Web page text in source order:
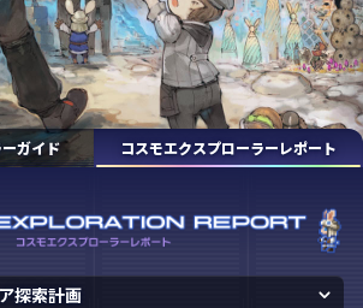
ガイド コスモエクスプローラーレポート
探索計画